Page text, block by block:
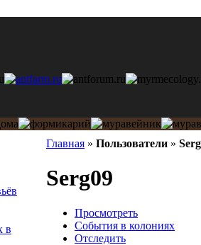
Главная » Пользователи »
Serg09
Просмотреть
События в колониях
Отследить
в